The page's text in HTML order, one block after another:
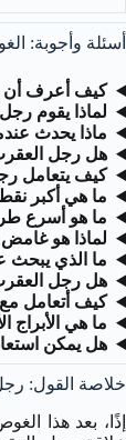
أسئلة وأجوبة:
كيف أعرف أن
لماذا يقوم
ماذا يحدث
هل رجل
كيف يتعامل
ما هي أكبر
ما هو أسرع
لماذا هو
ما الذي يبحث
هل رجل
كيف أتعامل
ما هي الأبراج
هل يمكن
خلاصة القول:
إذًا، بعد هذا